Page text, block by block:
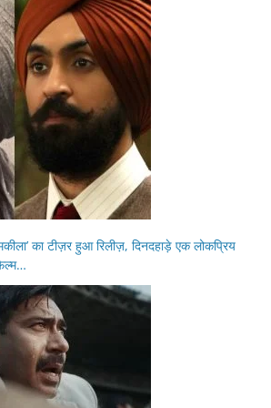
का टीज़र हुआ रिलीज़, दिनदहाड़े एक लोकप्रिय